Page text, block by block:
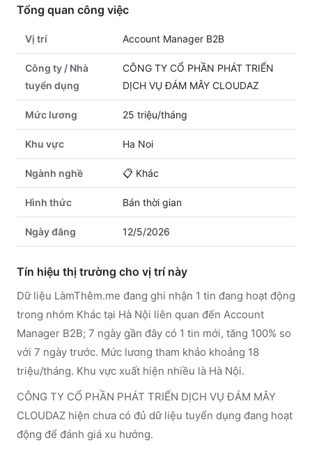
Tổng quan công việc
Vị trí Account Manager B2B
Công ty / Nhà
tuyển dụng
CÔNG TY CỔ PHẦN PHÁT TRIỂN
DỊCH VỤ ĐÁM MÂY CLOUDAZ
Mức lương 25 triệu/tháng
Khu vực Ha Noi
Ngành nghề 📋 Khác
Hình thức Bán thời gian
Ngày đăng 12/5/2026
Tín hiệu thị trường cho vị trí này
Dữ liệu LàmThêm.me đang ghi nhận 1 tin đang hoạt động
trong nhóm Khác tại Hà Nội liên quan đến Account
Manager B2B; 7 ngày gần đây có 1 tin mới, tăng 100% so
với 7 ngày trước. Mức lương tham khảo khoảng 18
triệu/tháng. Khu vực xuất hiện nhiều là Hà Nội.
CÔNG TY CỔ PHẦN PHÁT TRIỂN DỊCH VỤ ĐÁM MÂY
CLOUDAZ hiện chưa có đủ dữ liệu tuyển dụng đang hoạt
động để đánh giá xu hướng.